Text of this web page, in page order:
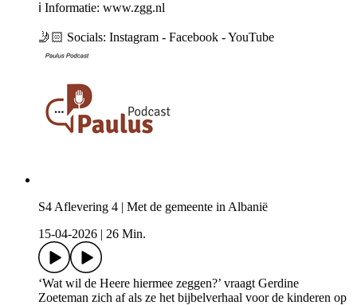
ℹ️ Informatie: www.zgg.nl
🤳🏻 Socials: Instagram - Facebook - YouTube
S4 Aflevering 4 | Met de gemeente in Albanië
15-04-2026
26 Min.
‘Wat wil de Heere hiermee zeggen?’ vraagt Gerdine
Zoeteman zich af als ze het bijbelverhaal voor de kinderen op